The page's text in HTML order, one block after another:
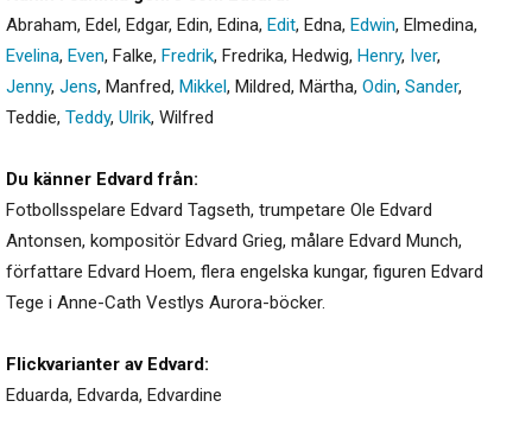
Abraham, Edel, Edgar, Edin, Edina, Edit, Edna, Edwin, Elmedina,
Evelina, Even, Falke, Fredrik, Fredrika, Hedwig, Henry, Iver,
Jenny, Jens, Manfred, Mikkel, Mildred, Märtha, Odin, Sander,
Teddie, Teddy, Ulrik, Wilfred
Du känner Edvard från:
Fotbollsspelare Edvard Tagseth, trumpetare Ole Edvard
Antonsen, kompositör Edvard Grieg, målare Edvard Munch,
författare Edvard Hoem, flera engelska kungar, figuren Edvard
Tege i Anne-Cath Vestlys Aurora-böcker.
Flickvarianter av Edvard:
Eduarda, Edvarda, Edvardine